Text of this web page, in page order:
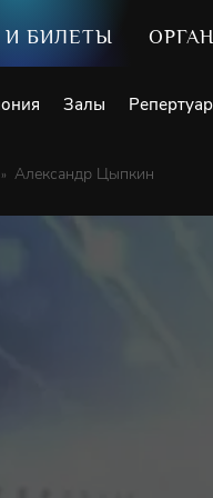
БИЛЕТЫ ОРГАН
Залы Репертуар
Александр Цыпкин